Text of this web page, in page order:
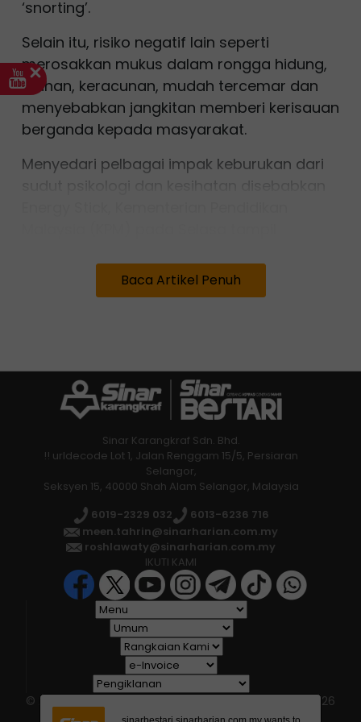
‘snorting’.
Selain itu, risiko negatif lain seperti
merosakkan mukus dalam rongga hidung,
alahan, keracunan, mudah tercemar dan
menyebabkan jangkitan memberi kerisauan
berganda kepada masyarakat.
Menyedari pelbagai impak keburukan dari
Kata KPM, pihaknya akan bekerjasama
kalangan pelajar
“Kami komited melaksanakan pemantauan
semakin berleluasa ini.
Baca Artikel Penuh
Sinar Karangkraf Sdn. Bhd.
!! urldecode Lot 1, Jalan Renggam 15/5, Persiaran
Selangor,
Seksyen 15, 40000 Shah Alam Selangor, Malaysia
6019-2329 032
6013-6236 716
meen.tahrin@sinarharian.com.my
roshlawaty@sinarharian.com.my
IKUTI KAMI
© 2026 All Rights Reserved • Karangkraf Group • © 2026
Hakcipta Terpelihara • Kumpulan Karangkraf